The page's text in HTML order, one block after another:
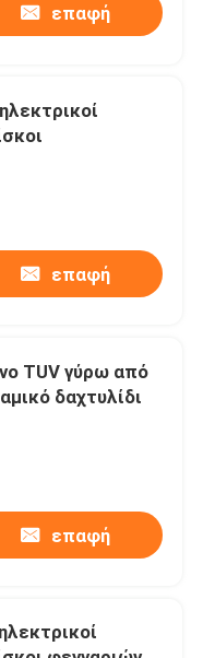
επαφή
επαφή
TUV γύρω από
δαχτυλίδι
επαφή